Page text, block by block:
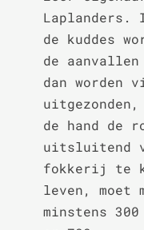
Laplanders.
de kuddes
de
dan worden
de hand de
uitsluitend
fokkerij te
leven, moet
minstens